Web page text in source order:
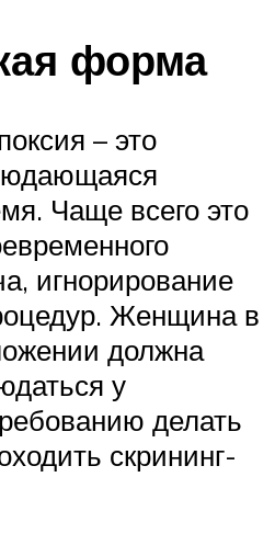
форма
– это
Чаще всего это
игнорирование
Женщина в
должна
у
делать
скрининг-